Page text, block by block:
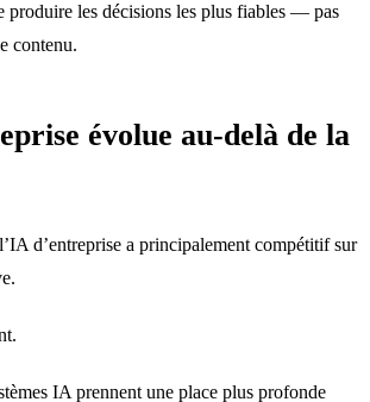
produire les décisions les plus fiables — pas
contenu.
évolue au-delà de la
d’entreprise a principalement compétitif sur
IA prennent une place plus profonde